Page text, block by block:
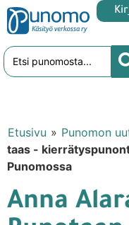
Etusivu » Punomon
taas -
Punomossa
Anna